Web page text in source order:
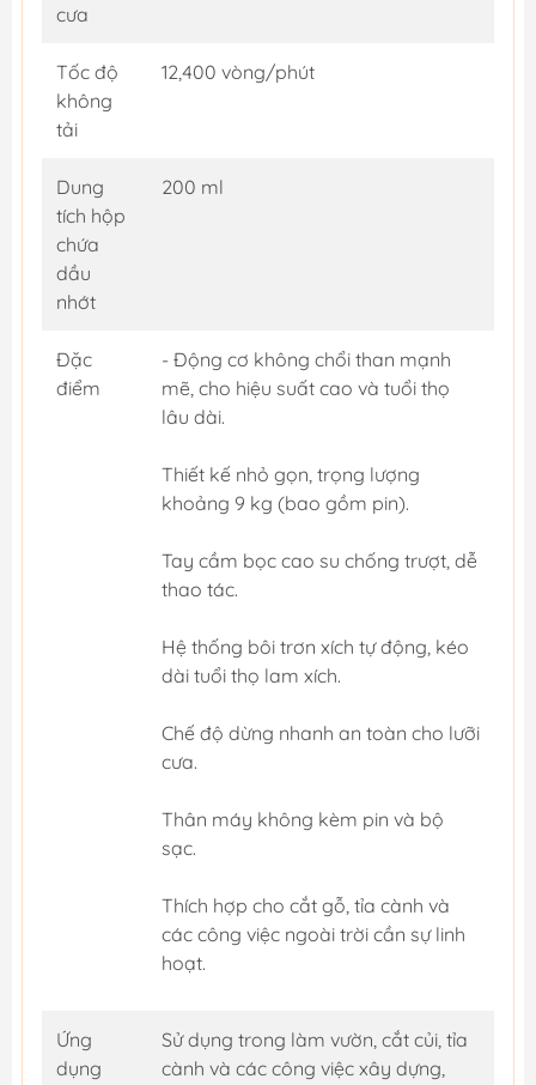
cưa
Tốc độ
không
tải
12,400 vòng/phút
Dung
tích hộp
chứa
dầu
nhớt
200 ml
Đặc
điểm
- Động cơ không chổi than mạnh
mẽ, cho hiệu suất cao và tuổi thọ
lâu dài.
Thiết kế nhỏ gọn, trọng lượng
khoảng 9 kg (bao gồm pin).
Tay cầm bọc cao su chống trượt, dễ
thao tác.
Hệ thống bôi trơn xích tự động, kéo
dài tuổi thọ lam xích.
Chế độ dừng nhanh an toàn cho lưỡi
cưa.
Thân máy không kèm pin và bộ
sạc.
Thích hợp cho cắt gỗ, tỉa cành và
các công việc ngoài trời cần sự linh
hoạt.
Ứng
dụng
Sử dụng trong làm vườn, cắt củi, tỉa
cành và các công việc xây dựng,